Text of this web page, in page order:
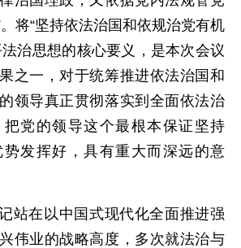
将“坚持依法治国和依规治党有机
治思想的核心要义，是本次会议
之一，对于统筹推进依法治国和
领导真正贯彻落实到全面依法治
把党的领导这个最根本保证坚持
发挥好，具有重大而深远的意
站在以中国式现代化全面推进强
伟业的战略高度，多次就法治与